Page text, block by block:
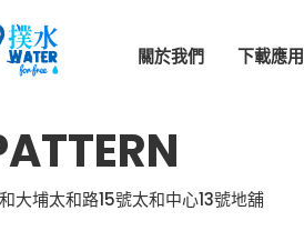
關於我們 下載應用
大埔太和路15號太和中心13號地舖